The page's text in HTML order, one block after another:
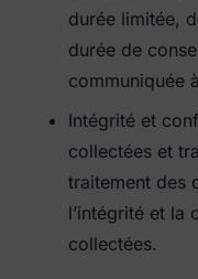
durée limitée,
durée de
communiquée
Intégrité et
collectées et
traitement des
l’intégrité et la
collectées.